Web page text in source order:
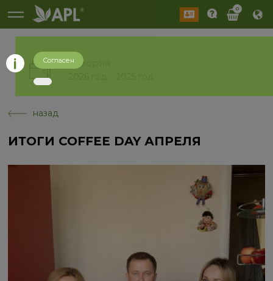
0
История
назад
ИТОГИ COFFEE DAY АПРЕЛЯ
Согласен